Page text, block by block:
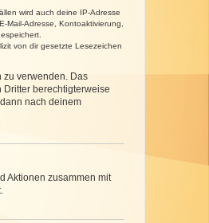
wird auch deine IP-Adresse
Mail-Adresse, Kontoaktivierung,
von dir gesetzte Lesezeichen
zu verwenden. Das
berechtigterweise
nach deinem
Aktionen zusammen mit